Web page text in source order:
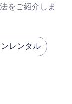
をご紹介しま
レンタル